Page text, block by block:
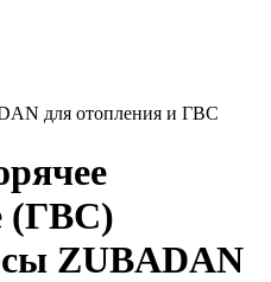
для отопления и ГВС
(ГВС)
ZUBADAN